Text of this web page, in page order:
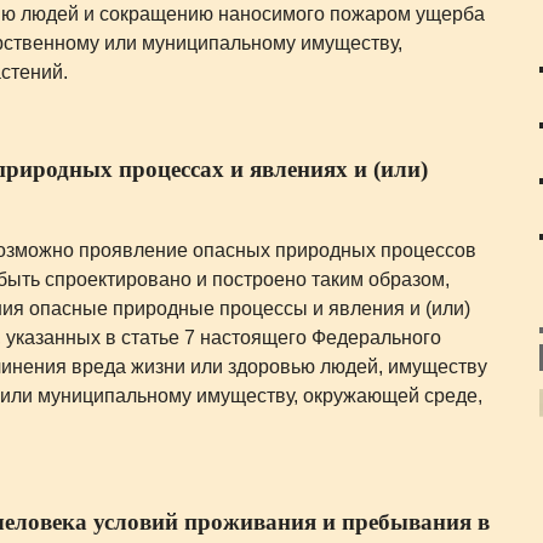
людей и сокращению наносимого пожаром ущерба
или муниципальному имуществу,
процессах и явлениях и (или)
проявление опасных природных процессов
спроектировано и построено таким образом,
опасные природные процессы и явления и (или)
в статье 7 настоящего Федерального
вреда жизни или здоровью людей, имуществу
муниципальному имуществу, окружающей среде,
условий проживания и пребывания в